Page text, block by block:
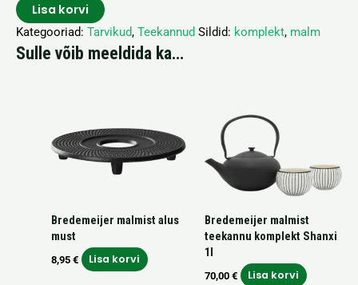
Lisa korvi
Kategooriad: Tarvikud, Teekannud Sildid: komplekt, malm
Sulle võib meeldida ka…
Bredemeijer malmist alus
must
8,95 € Lisa korvi
Bredemeijer malmist
teekannu komplekt Shanxi
1l
70,00 € Lisa korvi